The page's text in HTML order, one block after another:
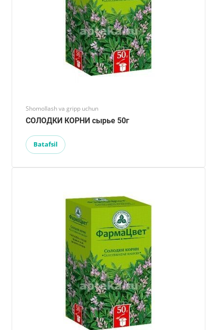
Shomollash va gripp uchun
СОЛОДКИ КОРНИ сырье 50г
Batafsil